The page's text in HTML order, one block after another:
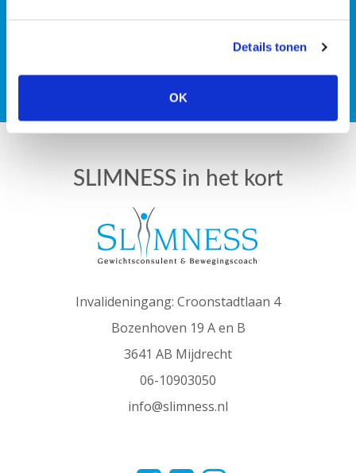
Details tonen
OK
PLAN EEN GRATIS INTAKE
SLIMNESS in het kort
Invalideningang: Croonstadtlaan 4
Bozenhoven 19 A en B
3641 AB Mijdrecht
06-10903050
info@slimness.nl